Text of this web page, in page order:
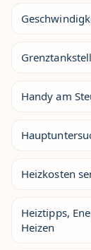
Handy am
Heizkosten
Heiztipps,
Heizen